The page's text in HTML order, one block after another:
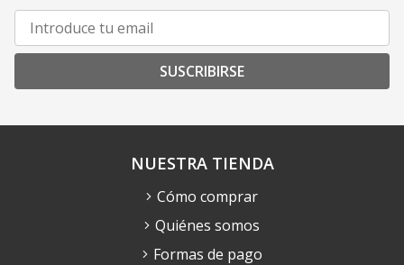
SUSCRIBIRSE
NUESTRA TIENDA
Cómo comprar
Quiénes somos
Formas de pago